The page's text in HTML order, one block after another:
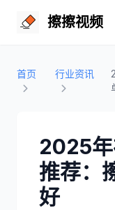
擦擦视频
首页 行业资讯
2025
推荐：
好